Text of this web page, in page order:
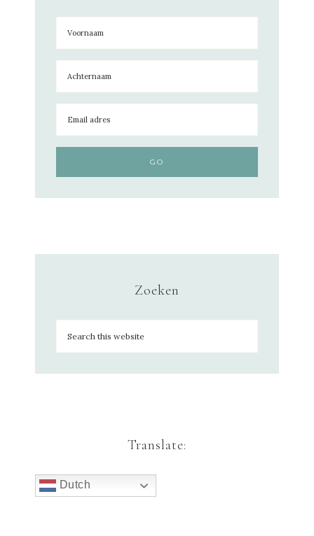
Zoeken
Translate:
Dutch